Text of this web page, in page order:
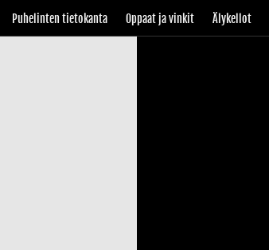
Puhelinten tietokanta Oppaat ja vinkit Älykellot